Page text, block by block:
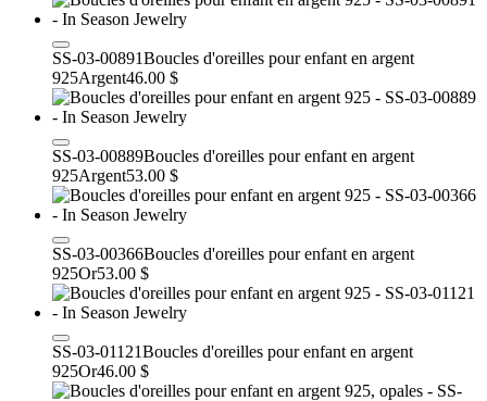
SS-03-00891Boucles d'oreilles pour enfant en argent
925Argent46.00 $
SS-03-00889Boucles d'oreilles pour enfant en argent
925Argent53.00 $
SS-03-00366Boucles d'oreilles pour enfant en argent
925Or53.00 $
SS-03-01121Boucles d'oreilles pour enfant en argent
925Or46.00 $